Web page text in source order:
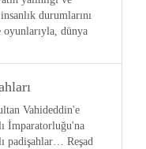
durumlarını
dünya
Vahideddin'e
İmparatorluğu'na
padişahlar… Reşad